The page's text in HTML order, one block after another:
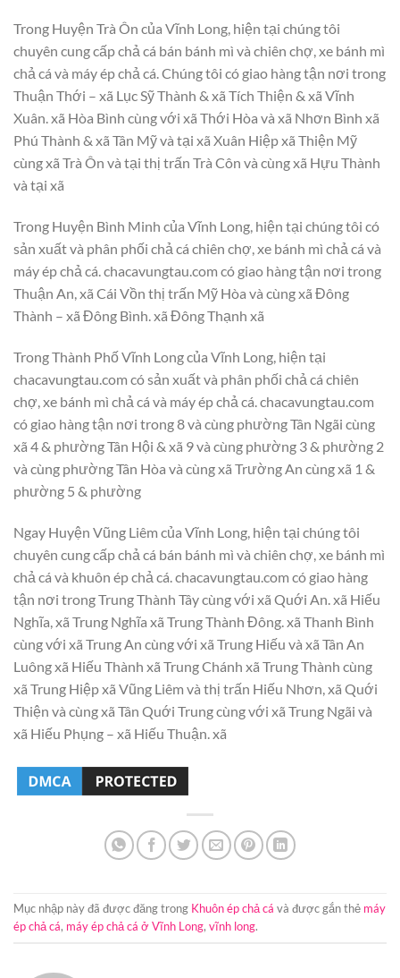
Trong Huyện Trà Ôn của Vĩnh Long, hiện tại chúng tôi
chuyên cung cấp chả cá bán bánh mì và chiên chợ, xe bánh mì
chả cá và máy ép chả cá. Chúng tôi có giao hàng tận nơi trong
Thuận Thới – xã Lục Sỹ Thành & xã Tích Thiện & xã Vĩnh
Xuân. xã Hòa Bình cùng với xã Thới Hòa và xã Nhơn Bình xã
Phú Thành & xã Tân Mỹ và tại xã Xuân Hiệp xã Thiện Mỹ
cùng xã Trà Ôn và tại thị trấn Trà Côn và cùng xã Hựu Thành
và tại xã
Trong Huyện Bình Minh của Vĩnh Long, hiện tại chúng tôi có
sản xuất và phân phối chả cá chiên chợ, xe bánh mì chả cá và
máy ép chả cá. chacavungtau.com có giao hàng tận nơi trong
Thuận An, xã Cái Vồn thị trấn Mỹ Hòa và cùng xã Đông
Thành – xã Đông Bình. xã Đông Thạnh xã
Trong Thành Phố Vĩnh Long của Vĩnh Long, hiện tại
chacavungtau.com có sản xuất và phân phối chả cá chiên
chợ, xe bánh mì chả cá và máy ép chả cá. chacavungtau.com
có giao hàng tận nơi trong 8 và cùng phường Tân Ngãi cùng
xã 4 & phường Tân Hội & xã 9 và cùng phường 3 & phường 2
và cùng phường Tân Hòa và cùng xã Trường An cùng xã 1 &
phường 5 & phường
Ngay Huyện Vũng Liêm của Vĩnh Long, hiện tại chúng tôi
chuyên cung cấp chả cá bán bánh mì và chiên chợ, xe bánh mì
chả cá và khuôn ép chả cá. chacavungtau.com có giao hàng
tận nơi trong Trung Thành Tây cùng với xã Quới An. xã Hiếu
Nghĩa, xã Trung Nghĩa xã Trung Thành Đông. xã Thanh Bình
cùng với xã Trung An cùng với xã Trung Hiếu và xã Tân An
Luông xã Hiếu Thành xã Trung Chánh xã Trung Thành cùng
xã Trung Hiệp xã Vũng Liêm và thị trấn Hiếu Nhơn, xã Quới
Thiện và cùng xã Tân Quới Trung cùng với xã Trung Ngãi và
xã Hiếu Phụng – xã Hiếu Thuận. xã
Mục nhập này đã được đăng trong Khuôn ép chả cá và được gắn thẻ máy
ép chả cá, máy ép chả cá ở Vĩnh Long, vĩnh long.